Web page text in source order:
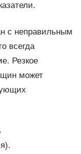
с неправильным
всегда
Резкое
может